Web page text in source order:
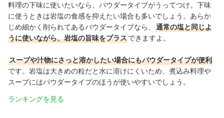
料理の下味に使いたいなら、パウダータイプがうってつけ。下味
に使うときは岩塩の食感を抑えたい場合も多いでしょう。あらか
じめ細かく削られてあるパウダータイプなら、
通常の塩と同じよ
うに使いながら、岩塩の旨味をプラスできますよ。
スープや汁物にさっと溶かしたい場合にもパウダータイプが便利
です。岩塩は大きめの粒だと水に溶けにくいため、 煮込み料理や
スープにはパウダータイプのほうが使いやすいでしょう。
ランキングを見る